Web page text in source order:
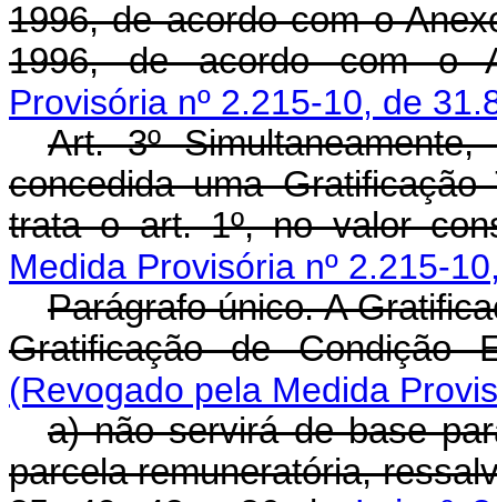
1996, de acordo com o
1996, de acordo com o
Provisória nº 2.215-10, de
Art. 3º
concedida uma
trata o art. 1º, no valor
Medida Provisória nº 2.215-
Parágrafo único. A
Gratificação de Condição
(Revogado pela Medida
a) não servirá de base
parcela remuneratória,